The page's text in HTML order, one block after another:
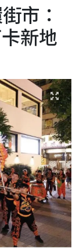
市：
新地